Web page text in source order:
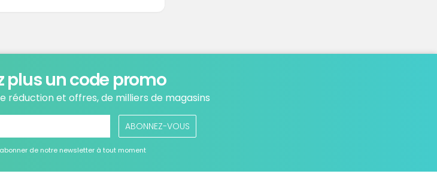
plus un code promo
réduction et offres, de milliers de magasins
ABONNEZ-VOUS
de notre newsletter à tout moment